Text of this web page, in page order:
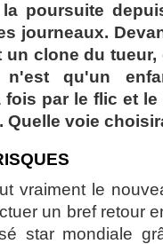
poursuite
journeaux.
un clone du
n'est qu'un
par le flic et
voie
vraiment le
un bref retour
star mondiale